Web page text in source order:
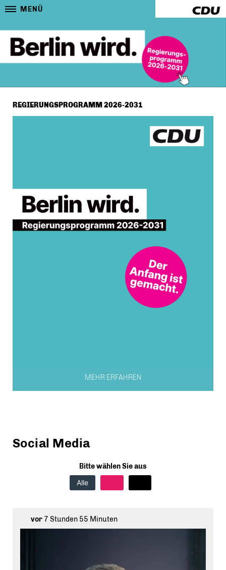
MENÜ
REGIERUNGSPROGRAMM 2026-2031
MEHR ERFAHREN
Social Media
Bitte wählen Sie aus
Alle
vor7 Stunden 55 Minuten